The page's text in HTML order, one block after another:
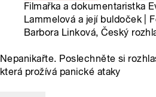
Filmařka a dokumentaristka
Lammelová a její buldoček |
Barbora Linková, Český
Nepanikařte. Poslechněte si
která prožívá panické ataky